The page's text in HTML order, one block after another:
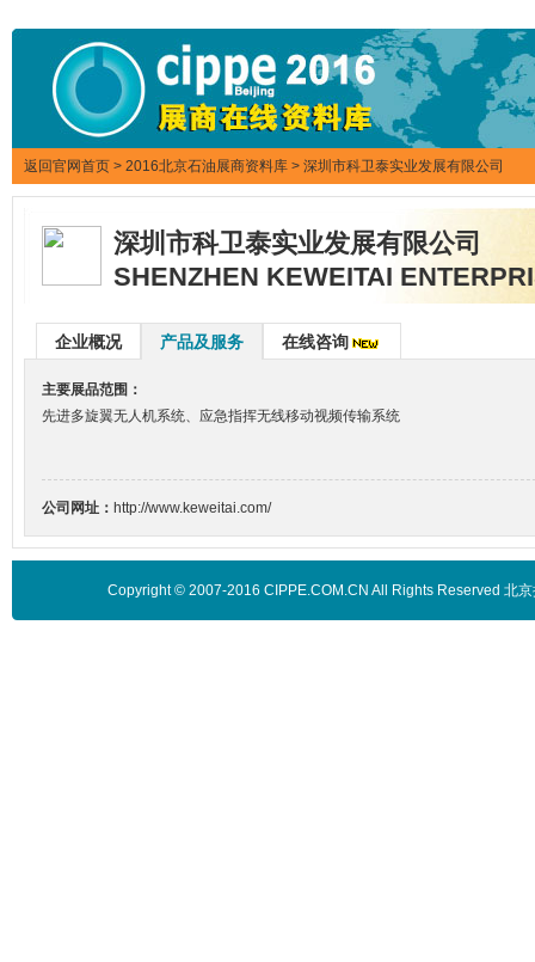
返回官网首页 > 2016北京石油展商资料库 > 深圳市科卫泰实业发展有限公司
深圳市科卫泰实业发展有限公司
SHENZHEN KEWEITAI
企业概况 产品及服务 在线咨询
主要展品范围：
先进多旋翼无人机系统、应急指挥无线移动视频传输系统
公司网址： http://www.keweitai.com/
Copyright © 2007-2016 CIPPE.COM.CN All Rights Reserved